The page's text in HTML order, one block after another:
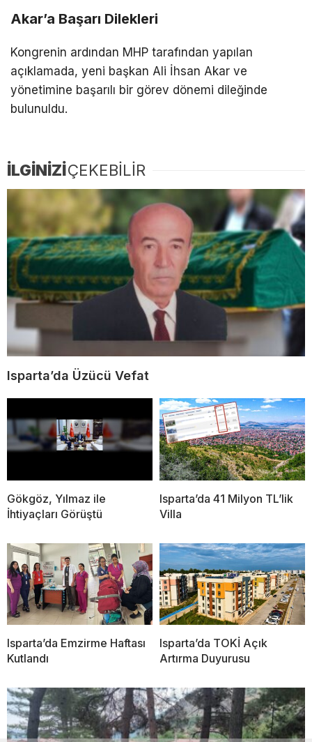
Akar’a Başarı Dilekleri
Kongrenin ardından MHP tarafından yapılan
açıklamada, yeni başkan Ali İhsan Akar ve
yönetimine başarılı bir görev dönemi dileğinde
bulunuldu.
İLGİNİZİÇEKEBİLİR
Isparta’da Üzücü Vefat
Gökgöz, Yılmaz ile
İhtiyaçları Görüştü
Isparta’da 41 Milyon TL’lik
Villa
Isparta’da Emzirme Haftası
Kutlandı
Isparta’da TOKİ Açık
Artırma Duyurusu